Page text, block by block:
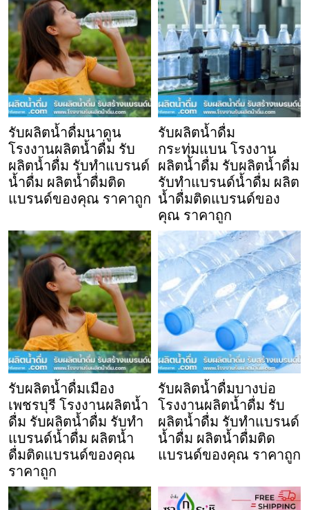
รับผลิตน้ำดื่มนาดูน
โรงงานผลิตน้ำดื่ม รับ
ผลิตน้ำดื่ม รับทำแบรนด์
น้ำดื่ม ผลิตน้ำดื่มติด
แบรนด์ของคุณ ราคาถูก
รับผลิตน้ำดื่ม
กระทุ่มแบน โรงงาน
ผลิตน้ำดื่ม รับผลิตน้ำดื่ม
รับทำแบรนด์น้ำดื่ม ผลิต
น้ำดื่มติดแบรนด์ของ
คุณ ราคาถูก
รับผลิตน้ำดื่มเมือง
เพชรบุรี โรงงานผลิตน้ำ
ดื่ม รับผลิตน้ำดื่ม รับทำ
แบรนด์น้ำดื่ม ผลิตน้ำ
ดื่มติดแบรนด์ของคุณ
ราคาถูก
รับผลิตน้ำดื่มบางบ่อ
โรงงานผลิตน้ำดื่ม รับ
ผลิตน้ำดื่ม รับทำแบรนด์
น้ำดื่ม ผลิตน้ำดื่มติด
แบรนด์ของคุณ ราคาถูก